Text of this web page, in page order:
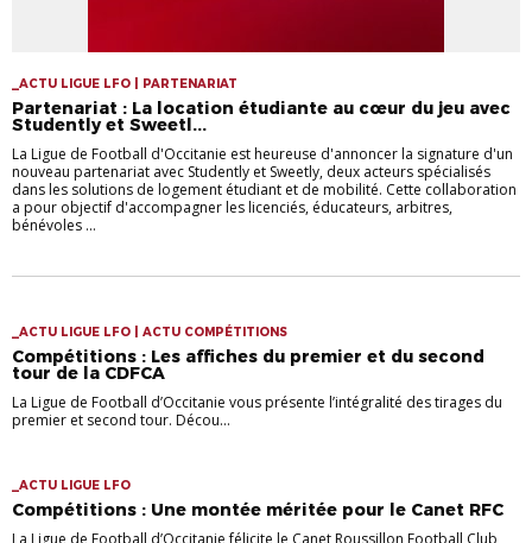
_ACTU LIGUE LFO | PARTENARIAT
Partenariat : La location étudiante au cœur du jeu avec
Studently et Sweetl...
La Ligue de Football d'Occitanie est heureuse d'annoncer la signature d'un
nouveau partenariat avec Studently et Sweetly, deux acteurs spécialisés
dans les solutions de logement étudiant et de mobilité. Cette collaboration
a pour objectif d'accompagner les licenciés, éducateurs, arbitres,
bénévoles ...
_ACTU LIGUE LFO | ACTU COMPÉTITIONS
Compétitions : Les affiches du premier et du second
tour de la CDFCA
La Ligue de Football d’Occitanie vous présente l’intégralité des tirages du
premier et second tour. Décou...
_ACTU LIGUE LFO
Compétitions : Une montée méritée pour le Canet RFC